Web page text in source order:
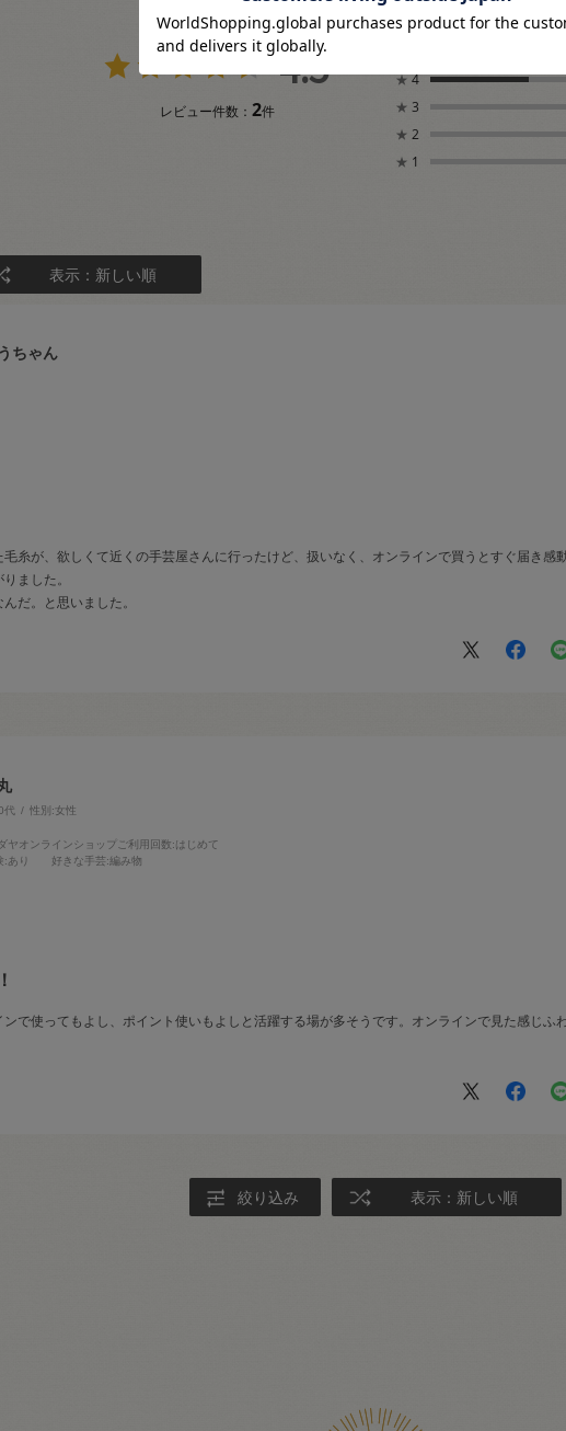
4.5
レビュー件数： 2件
★4
★ 3
★ 2
★ 1
表示：新しい順
ちゃん
糸が、欲しくて近くの手芸屋さんに行ったけど、扱いなく、オンラインで買うとすぐ届き感
ました。
だ。と思いました。
代 性別:女性
ヤオンラインショップご利用回数:はじめて
:あり 好きな手芸:編み物
ンで使ってもよし、ポイント使いもよしと活躍する場が多そうです。オンラインで見た感じ
絞り込み 表示：新しい順